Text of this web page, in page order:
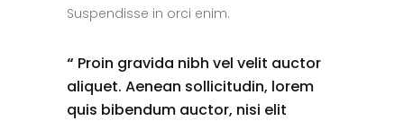
Suspendisse in orci enim.
“ Proin gravida nibh vel velit auctor
aliquet. Aenean sollicitudin, lorem
quis bibendum auctor, nisi elit